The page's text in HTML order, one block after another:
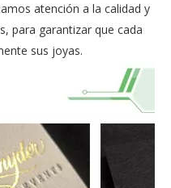
atención a la calidad y
para garantizar que cada
sus joyas.